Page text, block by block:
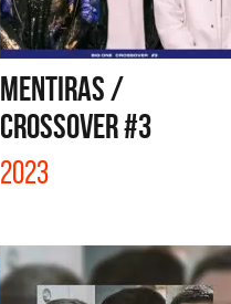
MENTIRAS /
CROSSOVER #3
2023